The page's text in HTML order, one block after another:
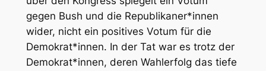
gegen Bush und die Republikaner*innen
wider, nicht ein positives Votum für die
Demokrat*innen. In der Tat war es trotz der
Demokrat*innen, deren Wahlerfolg das tiefe